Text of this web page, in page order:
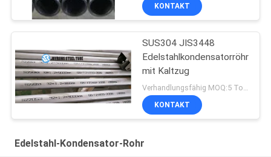
KONTAKT
SUS304 JIS3448
Edelstahlkondensatorröhre
mit Kaltzug
KONTAKT
Edelstahl-Kondensator-Rohr